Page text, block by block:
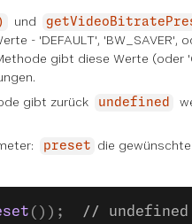
und
- 'DEFAULT', 'BW_SAVER',
gibt diese Werte (oder
gibt zurück undefined
preset
die
()); // undefined